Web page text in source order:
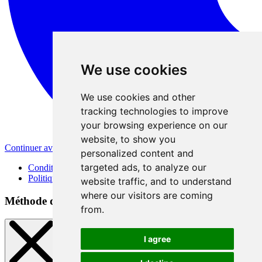
We use cookies
We use cookies and other
tracking technologies to improve
your browsing experience on our
website, to show you
personalized content and
targeted ads, to analyze our
website traffic, and to understand
where our visitors are coming
from.
I agree
Continuer avec Apple
Conditions d'utilisation
Politique de confidentialité
Méthode d'inscription